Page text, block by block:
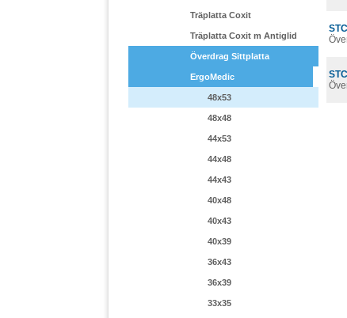
Träplatta Coxit
Träplatta Coxit m Antiglid
Överdrag Sittplatta
ErgoMedic
48x53
48x48
44x53
44x48
44x43
40x48
40x43
40x39
36x43
36x39
33x35